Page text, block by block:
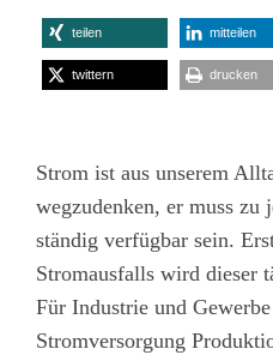
teilen mitteilen
twittern drucken
Strom ist aus unserem
wegzudenken, er muss zu
ständig verfügbar sein.
Stromausfalls wird dieser
Für Industrie und
Stromversorgung